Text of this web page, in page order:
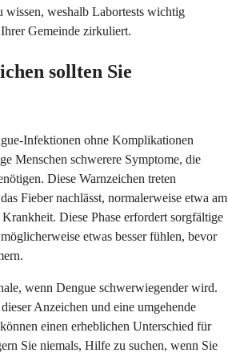
wissen, weshalb Labortests wichtig
Gemeinde zirkuliert.
sollten Sie
Infektionen ohne Komplikationen
Menschen schwerere Symptome, die
Diese Warnzeichen treten
Fieber nachlässt, normalerweise etwa am
Diese Phase erfordert sorgfältige
etwas besser fühlen, bevor
wenn Dengue schwerwiegender wird.
Anzeichen und eine umgehende
einen erheblichen Unterschied für
Sie niemals, Hilfe zu suchen, wenn Sie